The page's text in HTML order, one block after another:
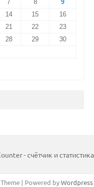
7 8
9
14 15
16
21 22
23
28 29
30
Theme | Powered byWordpress